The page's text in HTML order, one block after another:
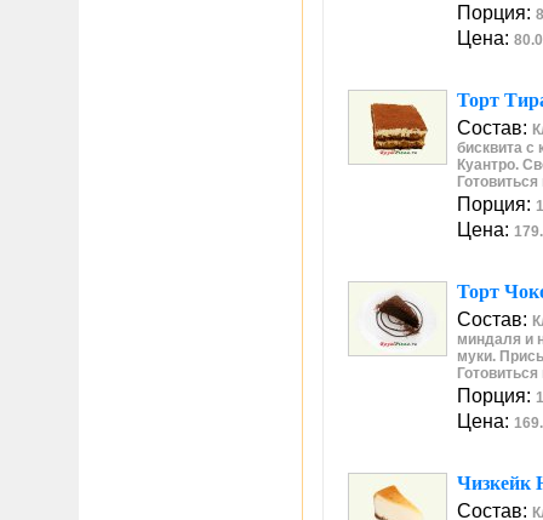
Порция:
Цена:
Торт
Состав:
бисквита с
Куантро.
Порция:
Цена:
Торт
Состав:
миндаля и
муки.
Порция:
Цена:
Чизкейк
Состав: